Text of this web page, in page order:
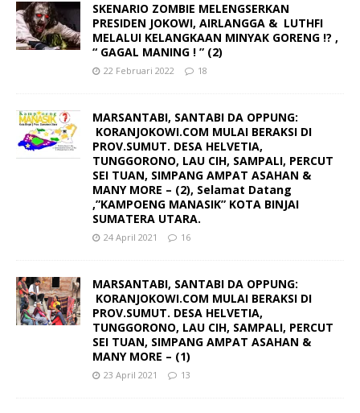
SKENARIO ZOMBIE MELENGSERKAN
PRESIDEN JOKOWI, AIRLANGGA & LUTHFI
MELALUI KELANGKAAN MINYAK GORENG !? ,
“ GAGAL MANING ! ” (2)
22 Februari 2022 18
MARSANTABI, SANTABI DA OPPUNG:
KORANJOKOWI.COM MULAI BERAKSI DI
PROV.SUMUT. DESA HELVETIA,
TUNGGORONO, LAU CIH, SAMPALI, PERCUT
SEI TUAN, SIMPANG AMPAT ASAHAN &
MANY MORE – (2), Selamat Datang
,”KAMPOENG MANASIK” KOTA BINJAI
SUMATERA UTARA.
24 April 2021 16
MARSANTABI, SANTABI DA OPPUNG:
KORANJOKOWI.COM MULAI BERAKSI DI
PROV.SUMUT. DESA HELVETIA,
TUNGGORONO, LAU CIH, SAMPALI, PERCUT
SEI TUAN, SIMPANG AMPAT ASAHAN &
MANY MORE – (1)
23 April 2021 13